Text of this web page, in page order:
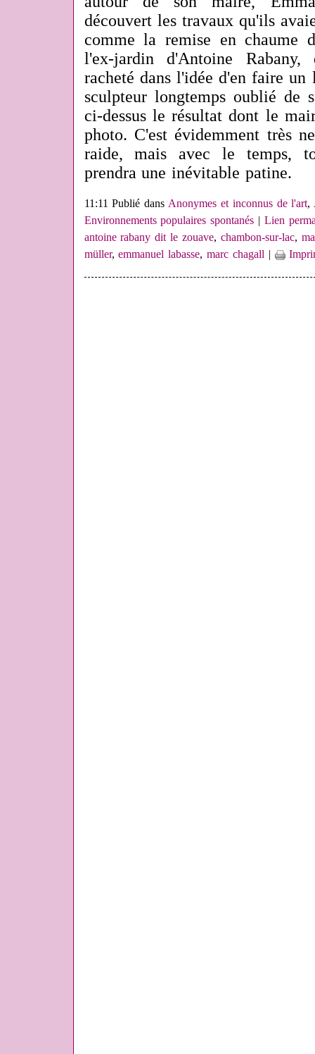
découvert les travaux qu'ils
comme la remise en chaume
l'ex-jardin d'Antoine
racheté dans l'idée d'en faire
sculpteur longtemps oublié de
ci-dessus le résultat dont le
photo. C'est évidemment très
raide, mais avec le temps,
prendra une inévitable patine.
11:11 Publié dansAnonymes et inconnus de l'art,
Environnements populaires spontanés | Lien
antoine rabany dit le zouave, chambon-sur-lac,
müller,emmanuel labasse,marc chagall|